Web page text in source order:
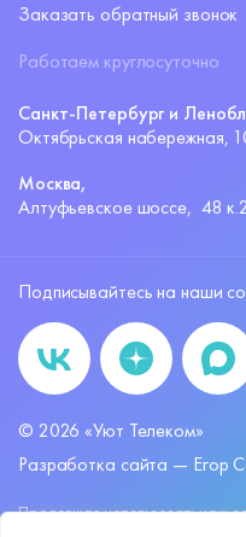
Заказать обратный звонок
Работаем круглосуточно
Санкт-Петербург и
Октябрьская набережная,
Москва,
Алтуфьевское шоссе, 48
Подписывайтесь на наши
© 2026 «Уют Телеком»
Разработка сайта — Егор
Продолжая использовать наш